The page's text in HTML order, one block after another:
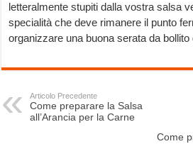
letteralmente stupiti dalla vostra salsa
specialità che deve rimanere il punto
organizzare una buona serata da bollito
Articolo Precedente
Come preparare la Salsa
all’Arancia per la Carne
Come